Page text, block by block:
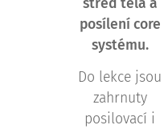
střed těla a
posílení core
systému.
Do lekce jsou
zahrnuty
posilovací i